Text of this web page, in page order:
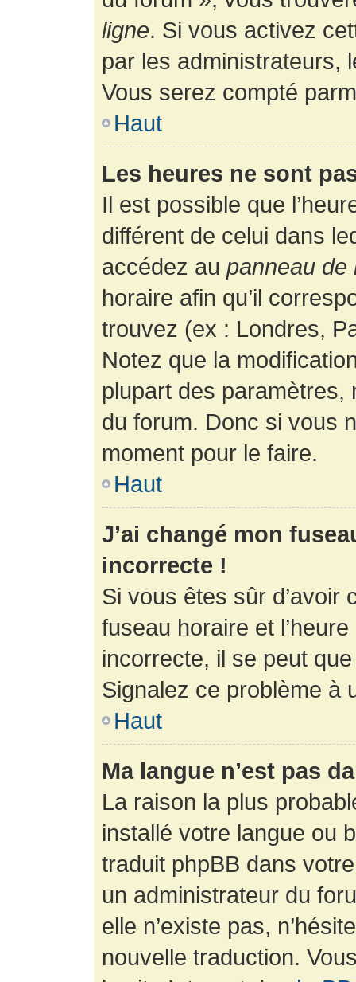
ligne. Si vous activez
par les administrateurs,
Vous serez compté
Haut
Les heures ne sont
Il est possible que
différent de celui dans
accédez au panneau de
horaire afin qu’il
trouvez (ex : Londres,
Notez que la
plupart des paramètres,
du forum. Donc si vous
moment pour le faire.
Haut
J’ai changé mon
incorrecte !
Si vous êtes sûr d’avoir
fuseau horaire et
incorrecte, il se peut
Signalez ce problème à
Haut
Ma langue n’est pas
La raison la plus
installé votre langue ou
traduit phpBB dans
un administrateur du
elle n’existe pas,
nouvelle traduction.